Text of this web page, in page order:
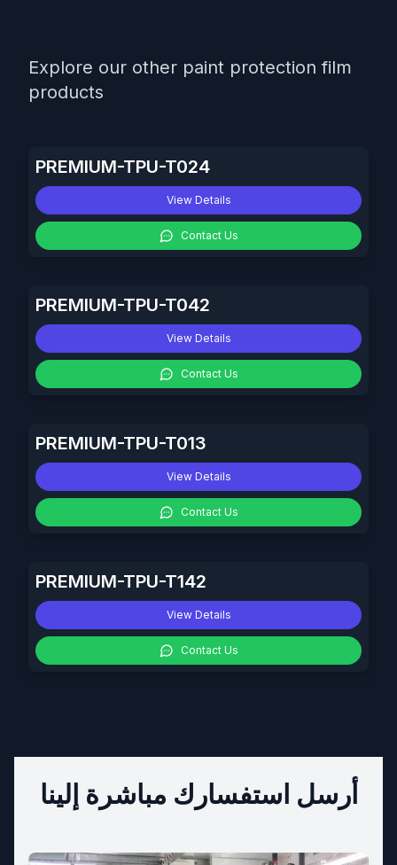
Explore our other paint protection film
products
PREMIUM-TPU-T024
View Details
Contact Us
PREMIUM-TPU-T042
View Details
Contact Us
PREMIUM-TPU-T013
View Details
Contact Us
PREMIUM-TPU-T142
View Details
Contact Us
أرسل استفسارك مباشرة إلينا